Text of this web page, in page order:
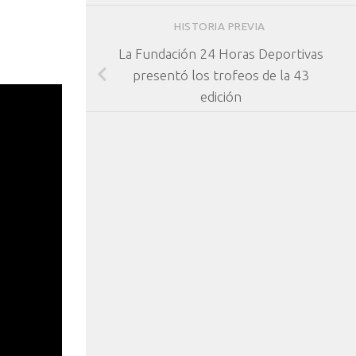
HISTORIA PREVIA
La Fundación 24 Horas Deportivas
presentó los trofeos de la 43
edición